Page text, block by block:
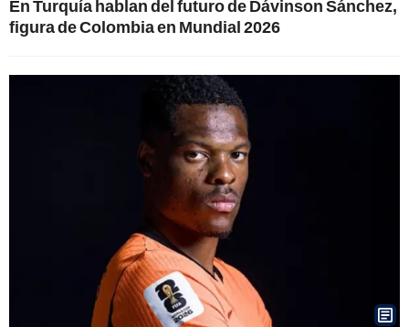
En Turquía hablan del futuro de Dávinson Sánchez,
figura de Colombia en Mundial 2026